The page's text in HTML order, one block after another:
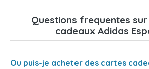
Questions frequentes
cadeaux Adidas
Ou puis-je acheter des cartes